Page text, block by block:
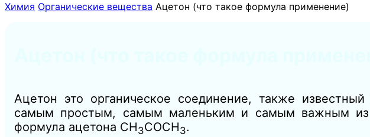
Химия Органические вещества Ацетон (что такое формула применение)
Ацетон это органическое соединение, также
самым простым, самым маленьким и самым важным из
формула ацетона CH3COCH3.